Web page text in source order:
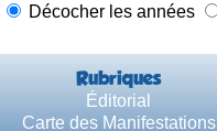
Décocher les années
Rubriques
Éditorial
Carte des Manifestations